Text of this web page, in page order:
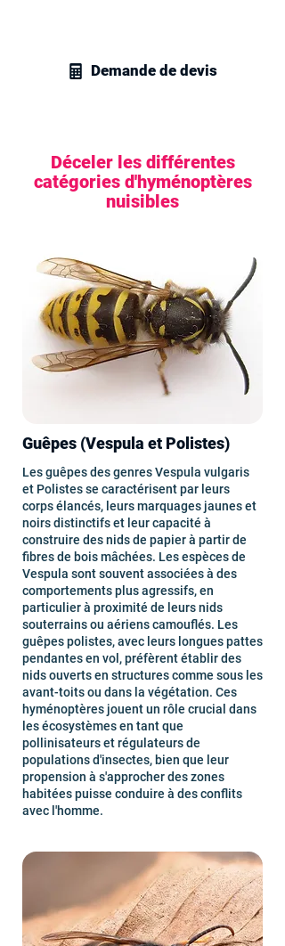
Demande de devis
Déceler les différentes
catégories d'hyménoptères
nuisibles
Guêpes (Vespula et Polistes)
Les guêpes des genres Vespula vulgaris
et Polistes se caractérisent par leurs
corps élancés, leurs marquages jaunes et
noirs distinctifs et leur capacité à
construire des nids de papier à partir de
fibres de bois mâchées. Les espèces de
Vespula sont souvent associées à des
comportements plus agressifs, en
particulier à proximité de leurs nids
souterrains ou aériens camouflés. Les
guêpes polistes, avec leurs longues pattes
pendantes en vol, préfèrent établir des
nids ouverts en structures comme sous les
avant-toits ou dans la végétation. Ces
hyménoptères jouent un rôle crucial dans
les écosystèmes en tant que
pollinisateurs et régulateurs de
populations d'insectes, bien que leur
propension à s'approcher des zones
habitées puisse conduire à des conflits
avec l'homme.